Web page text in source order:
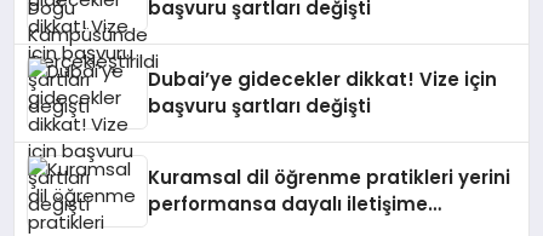
başvuru şartları değişti
Dubai’ye gidecekler dikkat! Vize için
başvuru şartları değişti
Kuramsal dil öğrenme pratikleri yerini
performansa dayalı iletişime